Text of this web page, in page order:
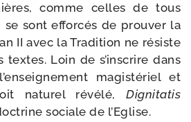
comme celles de tous
se sont effor­cés de prou­ver la
II avec la Tradition ne résiste
textes. Loin de s’inscrire dans
magis­té­riel et
natu­rel révé­lé, Dignitatis
sociale de l’Eglise.